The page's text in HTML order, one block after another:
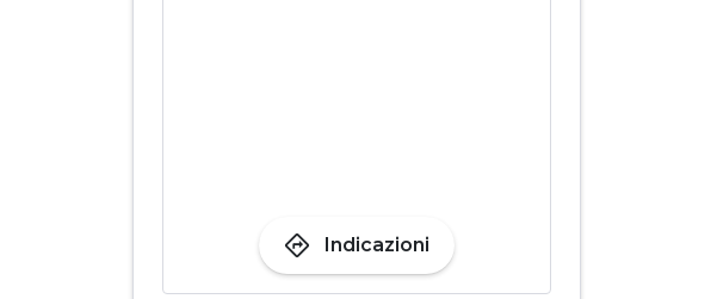
directions Indicazioni